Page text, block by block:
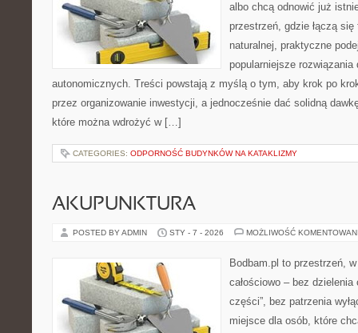
albo chcą odnowić już
przestrzeń, gdzie łączą
naturalnej, praktyczne
popularniejsze rozwiązania
autonomicznych. Treści powstają z myślą o tym, aby krok po
przez organizowanie inwestycji, a jednocześnie dać solidną
które można wdrożyć w […]
CATEGORIES: ODPORNOŚĆ BUDYNKÓW NA KATAKLIZMY
AKUPUNKTURA
POSTED BY ADMIN STY - 7 - 2026 MOŻLIWOŚĆ
Bodbam.pl to przestrzeń,
całościowo – bez dzielenia
części”, bez patrzenia
miejsce dla osób, które